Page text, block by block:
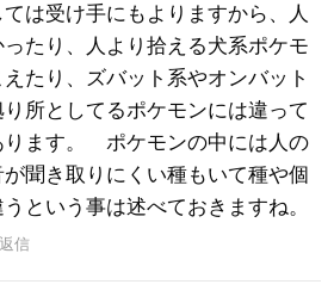
は受け手にもよりますから、人
たり、人より拾える犬系ポケモ
たり、ズバット系やオンバット
所としてるポケモンには違って
ります。 ポケモンの中には人の
聞き取りにくい種もいて種や個
という事は述べておきますね。
返信